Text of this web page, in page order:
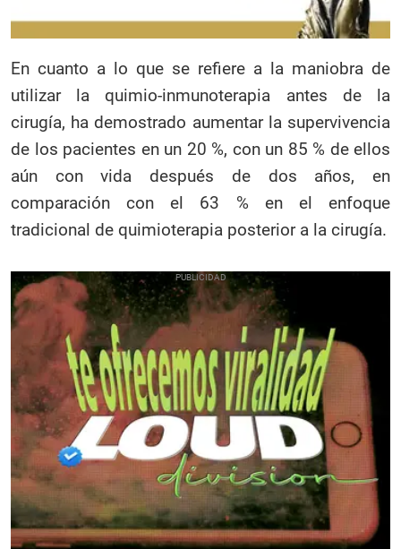
En cuanto a lo que se refiere a la maniobra de
utilizar la quimio-inmunoterapia antes de la
cirugía, ha demostrado aumentar la supervivencia
de los pacientes en un 20 %, con un 85 % de ellos
aún con vida después de dos años, en
comparación con el 63 % en el enfoque
tradicional de quimioterapia posterior a la cirugía.